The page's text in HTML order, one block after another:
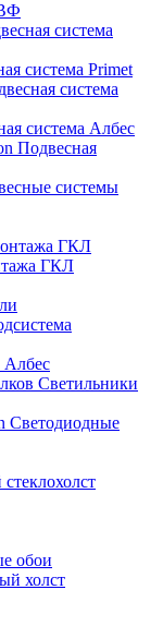
система
система Primet
система
система Албес
Подвесная
системы
ГКЛ
Албес
Светильники
Светодиодные
обои
холст